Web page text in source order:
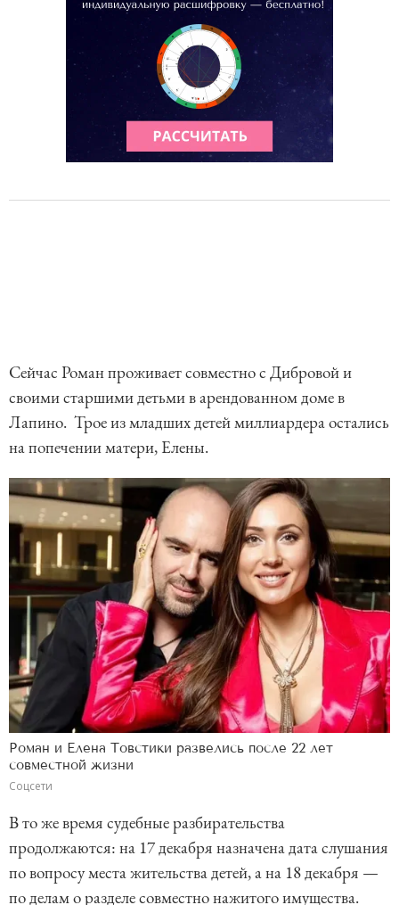
Сейчас Роман проживает совместно с Дибровой и
своими старшими детьми в арендованном доме в
Лапино. Трое из младших детей миллиардера остались
на попечении матери, Елены.
Роман и Елена Товстики развелись после 22 лет
совместной жизни
Соцсети
В то же время судебные разбирательства
продолжаются: на 17 декабря назначена дата слушания
по вопросу места жительства детей, а на 18 декабря —
по делам о разделе совместно нажитого имущества.